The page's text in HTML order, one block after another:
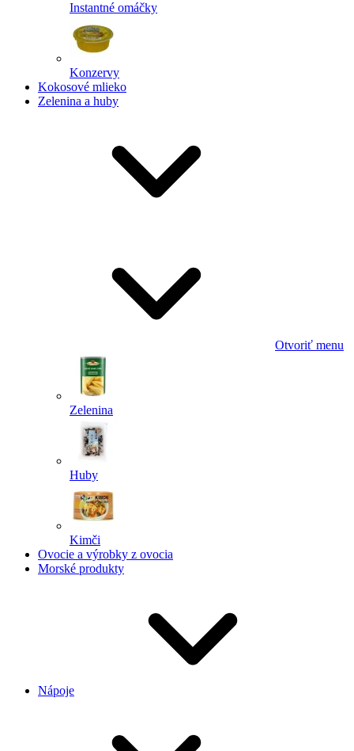
Instantné omáčky
Konzervy
Kokosové mlieko
Zelenina a huby
Otvoriť menu
Zelenina
Huby
Kimči
Ovocie a výrobky z ovocia
Morské produkty
Nápoje